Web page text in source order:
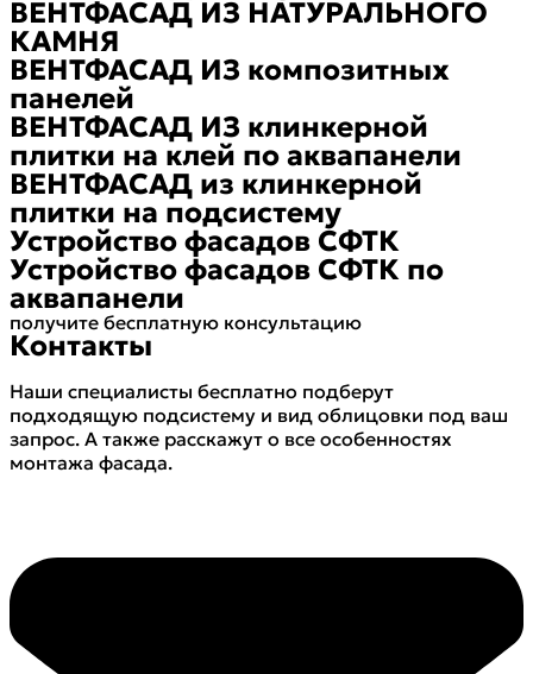
ВЕНТФАСАД ИЗ НАТУРАЛЬНОГО
КАМНЯ
ВЕНТФАСАД ИЗ композитных
панелей
ВЕНТФАСАД ИЗ клинкерной
плитки на клей по аквапанели
ВЕНТФАСАД из клинкерной
плитки на подсистему
Устройство фасадов СФТК
Устройство фасадов СФТК по
аквапанели
получите бесплатную консультацию
Контакты
Наши специалисты бесплатно подберут
подходящую подсистему и вид облицовки под ваш
запрос. А также расскажут о все особенностях
монтажа фасада.